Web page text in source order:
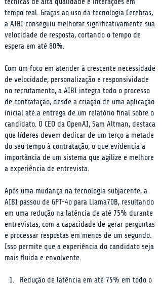
técnicas de alta qualidade e interações em
tempo real. Graças ao uso da tecnologia Cerebras,
a AIBI conseguiu melhorar significativamente sua
velocidade de resposta, cortando o tempo de
espera em até 80%.
Com um foco em atender à crescente necessidade
de velocidade, personalização e responsividade
no recrutamento, a AIBI integra todo o processo
de contratação, desde a criação de uma aplicação
inicial até a entrega de um relatório final sobre o
candidato. O CEO da OpenAI, Sam Altman, destaca
que líderes devem dedicar de um terço a metade
do seu tempo à contratação, o que evidencia a
importância de um sistema que agilize e melhore
a experiência de entrevista.
Após uma mudança na tecnologia subjacente, a
AIBI passou de GPT-4o para Llama70B, resultando
em uma redução na latência de até 75% durante
entrevistas, com a capacidade de gerar perguntas
e processar respostas em menos de um segundo.
Isso permite que a experiência do candidato seja
mais fluida e envolvente.
Redução de latência em até 75% em todo o